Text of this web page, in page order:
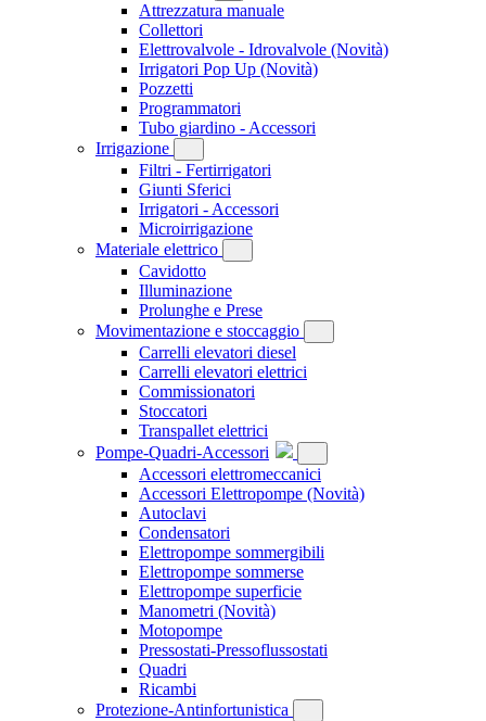
Attrezzatura manuale
Collettori
Elettrovalvole - Idrovalvole (Novità)
Irrigatori Pop Up (Novità)
Pozzetti
Programmatori
Tubo giardino - Accessori
Irrigazione
Filtri - Fertirrigatori
Giunti Sferici
Irrigatori - Accessori
Microirrigazione
Materiale elettrico
Cavidotto
Illuminazione
Prolunghe e Prese
Movimentazione e stoccaggio
Carrelli elevatori diesel
Carrelli elevatori elettrici
Commissionatori
Stoccatori
Transpallet elettrici
Pompe-Quadri-Accessori
Accessori elettromeccanici
Accessori Elettropompe (Novità)
Autoclavi
Condensatori
Elettropompe sommergibili
Elettropompe sommerse
Elettropompe superficie
Manometri (Novità)
Motopompe
Pressostati-Pressoflussostati
Quadri
Ricambi
Protezione-Antinfortunistica